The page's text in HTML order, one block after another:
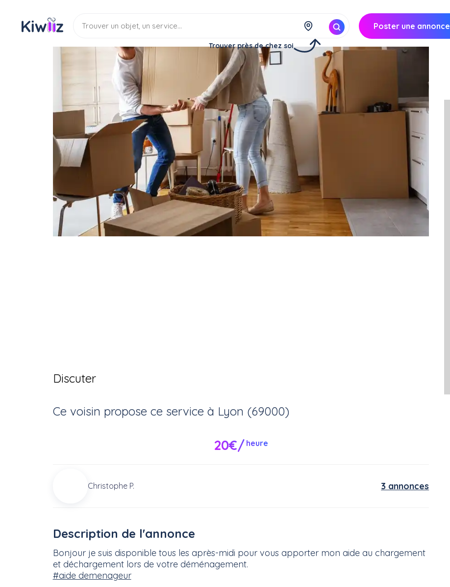
Trouver près de chez soi
Poster une annonce
Déménagement
Proposition d' aide aux déménagement
Service Aide demenageur
Discuter
Ce voisin propose ce service à Lyon (69000)
20€/ heure
Christophe P. 3 annonces
Description de l'annonce
Bonjour je suis disponible tous les après-midi pour vous apporter mon aide au chargement
et déchargement lors de votre déménagement.
#aide demenageur